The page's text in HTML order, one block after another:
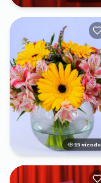
22 viendo